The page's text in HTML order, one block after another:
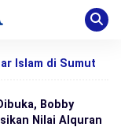
Islam di Sumut
Bobby
Nilai Alquran